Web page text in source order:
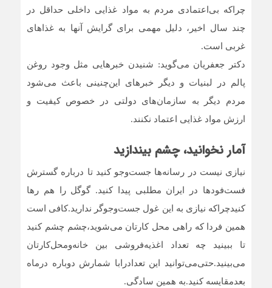
چراکه بی‌اعتمادی مردم به مواد غذایی داخلی حداقل در
چند سال اخیر، دلیل مهمی برای گرایش آنها به غذاهای
غربی است.
دکتر جعفریان می‌گوید: شنیدن خبرهایی مثل وجود روغن
پالم در لبنیات و دیگر خبرهای این‌چنینی باعث می‌شود
مردم دیگر به سازمان‌های دولتی در خصوص کیفیت و
ارزش مواد غذایی اعتماد نکنند.
آمار نخوانید، چشم بیندازید
نیازی نیست در رسانه‌ها جست‌وجو کنید تا درباره گسترش
فست‌فودها در ایران مطلبی پیدا کنید. گوگل را هم رها
کنیدچراکه نیازی به این غول جست‌وجوگر ندارید.کافی است
همین فردا که راهی محل کارتان می‌شوید،چشم چشم کنید
تا ببینید چه تعداد اغذیه‌فروشی بین خانه‌ومحل‌کارتان
می‌بینید.حتی‌می‌توانید این تعدادرابا شمارش دوباره درماه
بعدمقایسه کنید.به همین سادگی.